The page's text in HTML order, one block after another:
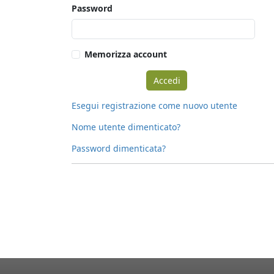
Password
Memorizza account
Esegui registrazione come nuovo utente
Nome utente dimenticato?
Password dimenticata?